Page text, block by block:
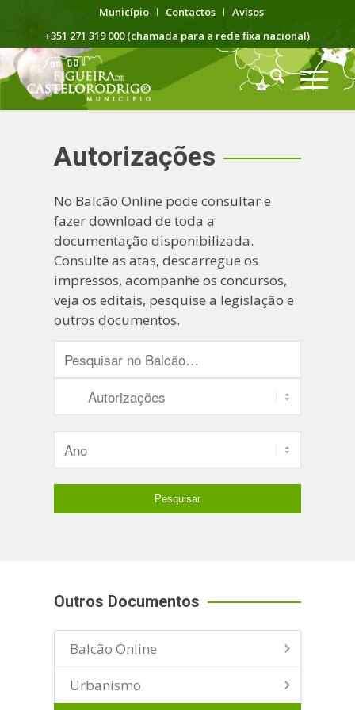
Município Contactos
Avisos
+351 271 319 000 (chamada para a rede fixa nacional)
Autorizações
No Balcão Online pode consultar e
fazer download de toda a
documentação disponibilizada.
Consulte as atas, descarregue os
impressos, acompanhe os concursos,
veja os editais, pesquise a legislação e
outros documentos.
Outros Documentos
Balcão Online
Urbanismo